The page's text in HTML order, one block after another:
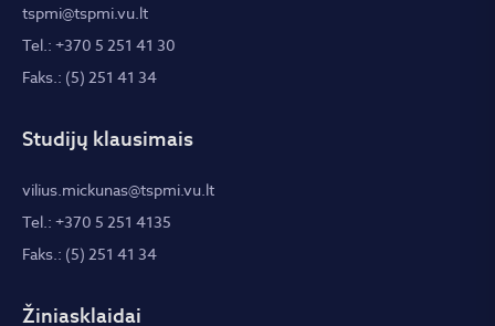
tspmi@tspmi.vu.lt
Tel.: +370 5 251 41 30
Faks.: (5) 251 41 34
Studijų klausimais
vilius.mickunas@tspmi.vu.lt
Tel.: +370 5 251 4135
Faks.: (5) 251 41 34
Žiniasklaidai